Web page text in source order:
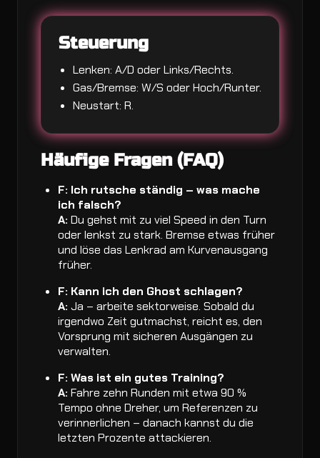
Steuerung
Lenken: A/D oder Links/Rechts.
Gas/Bremse: W/S oder Hoch/Runter.
Neustart: R.
Häufige Fragen (FAQ)
F: Ich rutsche ständig – was mache
ich falsch?
A: Du gehst mit zu viel Speed in den Turn
oder lenkst zu stark. Bremse etwas früher
und löse das Lenkrad am Kurvenausgang
früher.
F: Kann ich den Ghost schlagen?
A: Ja – arbeite sektorweise. Sobald du
irgendwo Zeit gutmachst, reicht es, den
Vorsprung mit sicheren Ausgängen zu
verwalten.
F: Was ist ein gutes Training?
A: Fahre zehn Runden mit etwa 90 %
Tempo ohne Dreher, um Referenzen zu
verinnerlichen – danach kannst du die
letzten Prozente attackieren.